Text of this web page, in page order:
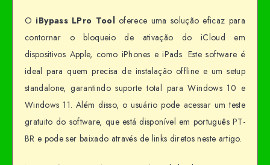
O iBypass LPro Tooloferece uma solução eficaz para
contornar o bloqueio de ativação do iCloud em
dispositivos Apple, como iPhones e iPads. Este software é
ideal para quem precisa de instalação offline e um setup
standalone, garantindo suporte total para Windows 10 e
Windows 11. Além disso, o usuário pode acessar um teste
gratuito do software, que está disponível em português PT-
BR e pode ser baixado através de links diretos neste artigo.